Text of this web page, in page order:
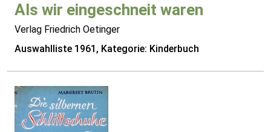
Als wir eingeschneit waren
Verlag Friedrich Oetinger
Auswahlliste 1961, Kategorie: Kinderbuch